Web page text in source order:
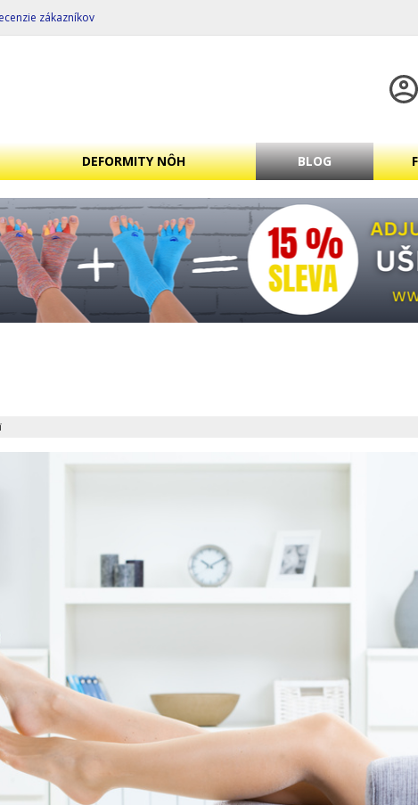
zákazníkov
DEFORMITY NÔH BLOG